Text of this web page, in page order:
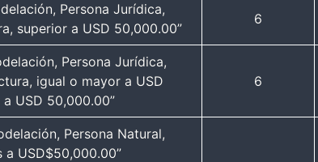
Persona Jurídica,
superior a USD 50,000.00”
6
Persona Jurídica,
igual o mayor a USD
USD 50,000.00”
6
Persona Natural,
a USD$50,000.00”